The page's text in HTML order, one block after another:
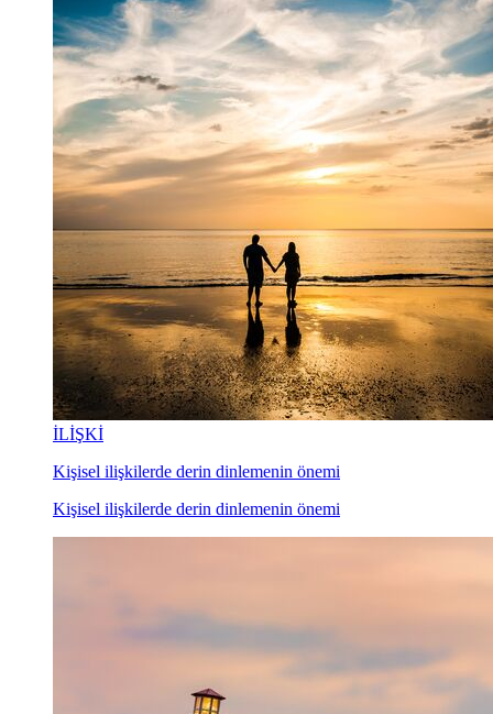
İLİŞKİ
Kişisel ilişkilerde derin dinlemenin önemi
Kişisel ilişkilerde derin dinlemenin önemi